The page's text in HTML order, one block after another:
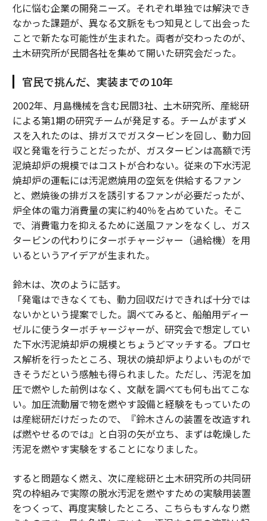
化に悩む企業の開発ニーズ。それぞれ単独では解決でき
なかった課題が、異なる文脈をもつ知見として出会った
ことで新たな可能性が生まれた。両者が交わったのが、
土木研究所が民間各社を集めて開いた研究会だった。
官民で挑んだ、実装までの10年
2002年、月島機械を含む民間3社、土木研究所、産総研
による第1期の研究チームが発足する。チームがまずメ
スを入れたのは、排ガスでガスタービンを回し、動力回
収と発電を行うことだったが、ガスタービンは高額で汚
泥焼却炉の規模ではコストが合わない。従来の下水汚泥
焼却炉の運転には汚泥燃焼用の空気を供給するファン
と、燃焼後の排ガスを誘引するファンが必要だったが、
炉全体の電力消費量の実に約40％を占めていた。そこ
で、消費電力を抑えるために送風ファンをなくし、ガス
タービンの代わりにターボチャージャー（過給機）を用
いるというアイデアが生まれた。
鈴木は、次のように話す。
「発電はできなくても、動力回収だけできれば十分では
ないかという提案でした。調べてみると、船舶用ディー
ゼルに使うターボチャージャーが、研究会で想定してい
た下水汚泥焼却炉の規模とちょうどマッチする。プロセ
ス解析を行ったところ、現状の焼却炉よりよいものがで
きそうだという感触も得られました。ただし、汚泥を加
圧で燃やした前例はなく、文献を調べても何も出てこな
い。加圧流動層で物を燃やす設備と経験をもっていたの
は産総研だけだったので、『鈴木さんの装置を改造すれ
ば燃やせるのでは』と白羽の矢が立ち、まずは乾燥した
汚泥を燃やす実験をすることになりました。
すると問題なく燃え、次に産総研と土木研究所の共同研
究の枠組みで実際の脱水汚泥を燃やすための実験用装置
をつくって、再度実験したところ、こちらもすんなり燃